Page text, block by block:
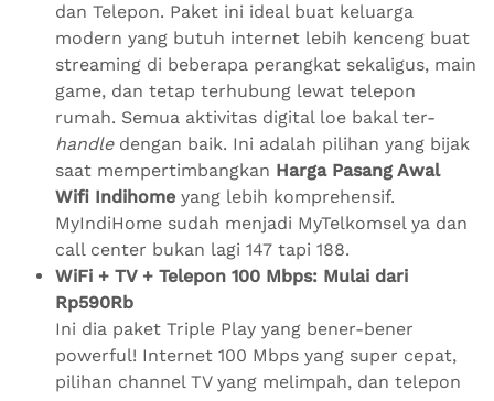
dan Telepon. Paket ini ideal buat keluarga
modern yang butuh internet lebih kenceng buat
streaming di beberapa perangkat sekaligus, main
game, dan tetap terhubung lewat telepon
rumah. Semua aktivitas digital loe bakal ter-
handledengan baik. Ini adalah pilihan yang bijak
saat mempertimbangkan Harga Pasang Awal
Wifi Indihome yang lebih komprehensif.
MyIndiHome sudah menjadi MyTelkomsel ya dan
call center bukan lagi 147 tapi 188.
WiFi + TV + Telepon 100 Mbps: Mulai dari
Rp590Rb
Ini dia paket Triple Play yang bener-bener
powerful! Internet 100 Mbps yang super cepat,
pilihan channel TV yang melimpah, dan telepon